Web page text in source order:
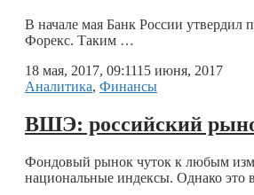
В начале мая Банк России утвердил
Форекс. Таким …
18 мая, 2017, 09:1115 июня, 2017
Аналитика, Финансы
ВШЭ: российский
Фондовый рынок чуток к любым
национальные индексы. Однако это